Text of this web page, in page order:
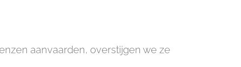
aanvaarden, overstijgen we ze